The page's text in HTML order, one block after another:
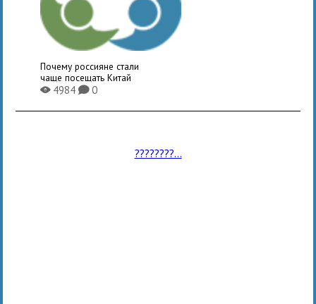
Почему россияне стали
чаще посещать Китай
X4984K0
????????...